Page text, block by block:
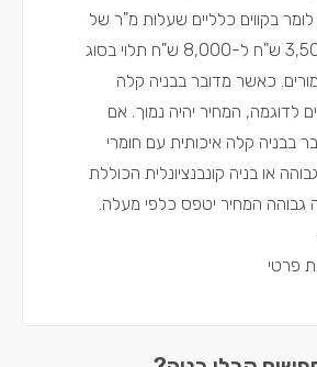
בקווים כלליים שעלות מ"ר של
בניה עולה בין 3,500 ש"ח ל-8,000 ש"ח תלוי בסוג
כאשר מדובר בבניה קלה
לדוגמה, המחיר יהיה נמוך. אם
בבניה קלה איכותית עם חומרי
או בניה קונבנציונלית הכוללת
גבוהה המחיר יטפס כלפי מעלה.
פרטי